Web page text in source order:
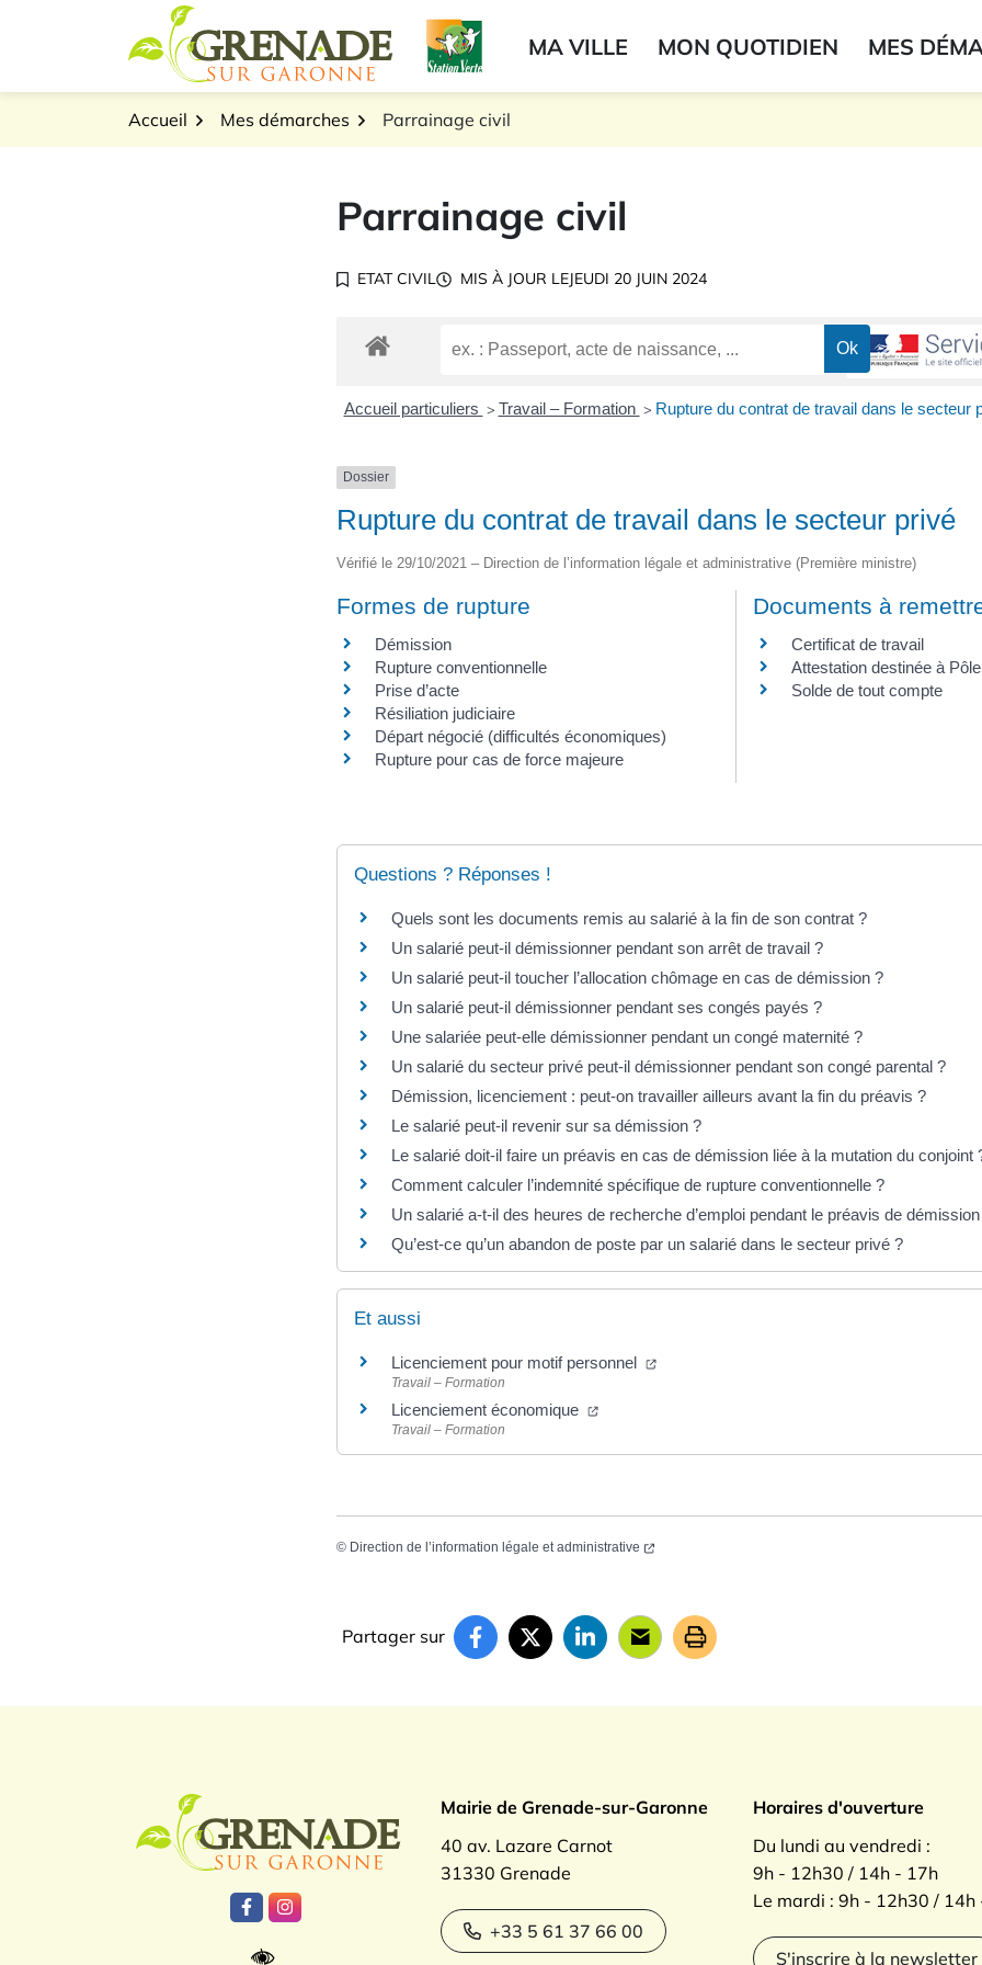
Logo Grenade sur GaronneMA VILLE MON QUOTIDIEN MES
Accueil Mes démarches Parrainage civil
Parrainage civil
ETAT CIVIL MIS À JOUR LEJEUDI 20 JUIN 2024
Accueil particuliers > Travail – Formation > Rupture du contrat de travail dans le secteur
Dossier
Rupture du contrat de travail dans le secteur privé
Vérifié le 29/10/2021 – Direction de l’information légale et administrative (Première ministre)
Formes de rupture
Démission
Rupture conventionnelle
Prise d’acte
Résiliation judiciaire
Départ négocié (difficultés économiques)
Rupture pour cas de force majeure
Documents à
Certificat de travail
Attestation destinée à
Solde de tout compte
Questions ? Réponses !
Quels sont les documents remis au salarié à la fin de son contrat ?
Un salarié peut-il démissionner pendant son arrêt de travail ?
Un salarié peut-il toucher l’allocation chômage en cas de démission ?
Un salarié peut-il démissionner pendant ses congés payés ?
Une salariée peut-elle démissionner pendant un congé maternité ?
Un salarié du secteur privé peut-il démissionner pendant son congé parental ?
Démission, licenciement : peut-on travailler ailleurs avant la fin du préavis ?
Le salarié peut-il revenir sur sa démission ?
Le salarié doit-il faire un préavis en cas de démission liée à la mutation du conjoint
Comment calculer l’indemnité spécifique de rupture conventionnelle ?
Un salarié a-t-il des heures de recherche d’emploi pendant le préavis de
Qu’est-ce qu’un abandon de poste par un salarié dans le secteur privé ?
Et aussi
Licenciement pour motif personnel
Travail – Formation
Licenciement économique
Travail – Formation
© Direction de l’information légale et administrative
Partager sur
Logo Grenade sur Garonne
Lien vers le compte Facebook
Lien vers le compte Instagram
Mairie de Grenade-sur-Garonne
40 av. Lazare Carnot
31330 Grenade
+33 5 61 37 66 00
Horaires d'ouverture
Du lundi au vendredi :
9h - 12h30 / 14h - 17h
Le mardi : 9h - 12h30 / 14h
S'inscrire à la newsletter